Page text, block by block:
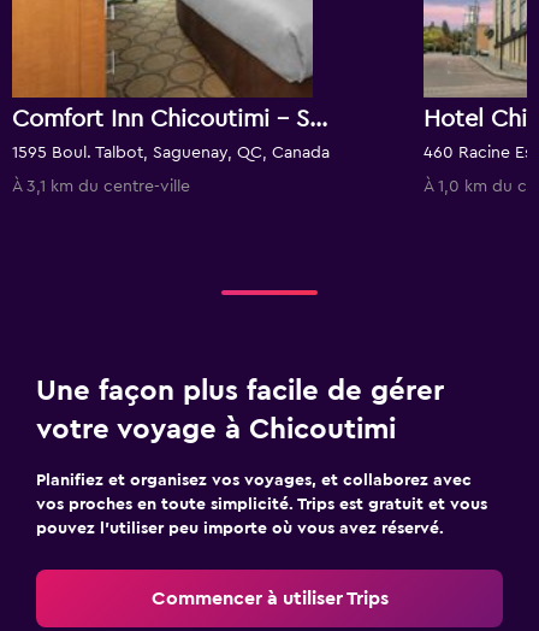
Comfort Inn Chicoutimi - Saguenay
1595 Boul. Talbot, Saguenay, QC, Canada
À 3,1 km du centre-ville
460 Racine
À 1,0 km du
Une façon plus facile de gérer
votre voyage à Chicoutimi
Planifiez et organisez vos voyages, et collaborez avec
vos proches en toute simplicité. Trips est gratuit et vous
pouvez l’utiliser peu importe où vous avez réservé.
Commencer à utiliser Trips